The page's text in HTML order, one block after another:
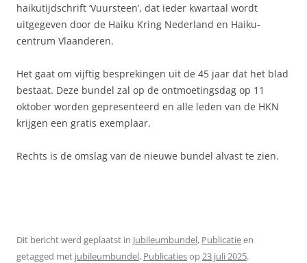
haikutijdschrift ‘Vuursteen’, dat ieder kwartaal wordt
uitgegeven door de Haiku Kring Nederland en Haiku-
centrum Vlaanderen.
Het gaat om vijftig besprekingen uit de 45 jaar dat het blad
bestaat. Deze bundel zal op de ontmoetingsdag op 11
oktober worden gepresenteerd en alle leden van de HKN
krijgen een gratis exemplaar.
Rechts is de omslag van de nieuwe bundel alvast te zien.
Dit bericht werd geplaatst in Jubileumbundel, Publicatieen
getagged met jubileumbundel, Publicatiesop23 juli 2025.